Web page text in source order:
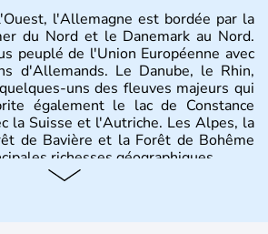
l'Allemagne est bordée par la
du Nord et le Danemark au Nord.
peuplé de l'Union Européenne avec
d'Allemands. Le Danube, le Rhin,
uns des fleuves majeurs qui
également le lac de Constance
la Suisse et l'Autriche. Les Alpes, la
de Bavière et la Forêt de Bohême
richesses géographiques.